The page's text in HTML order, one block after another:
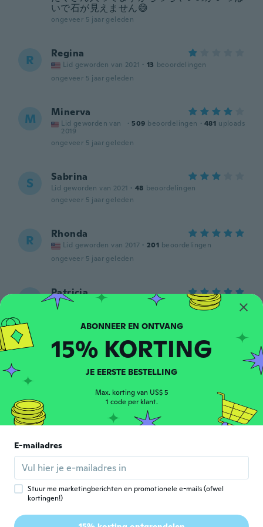
いで石が見えません😅
ongeveer 5 jaar geleden
R Regina
Lid geworden van 2021 · 13 beoordelingen
ongeveer 5 jaar geleden
M Minerva
Lid geworden van
2019
· 509 beoordelingen · 481 uploads
ongeveer 5 jaar geleden
S Sabrina
Lid geworden van 2021 · 48 beoordelingen
ongeveer 5 jaar geleden
R Rhonda
Lid geworden van 2017 · 201 beoordelingen
ongeveer 5 jaar geleden
P Patricia
Lid geworden van
beoordelingen · 10 uploads
Se ven bonitas falta verlas ya aplicadas
J
Se ven muy bien.
ongeveer 5 jaar geleden
G Gabrielle
Lid geworden van 2017 · 12 beoordelingen
Exactement comme la photo
Søfy
ABONNEER EN ONTVANG
15% KORTING
JE EERSTE BESTELLING
Max. korting van US$ 5
1 code per klant.
E-mailadres
Stuur me marketingberichten en promotionele e-mails (ofwel
kortingen!)